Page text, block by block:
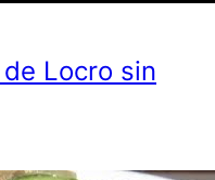
Locro sin